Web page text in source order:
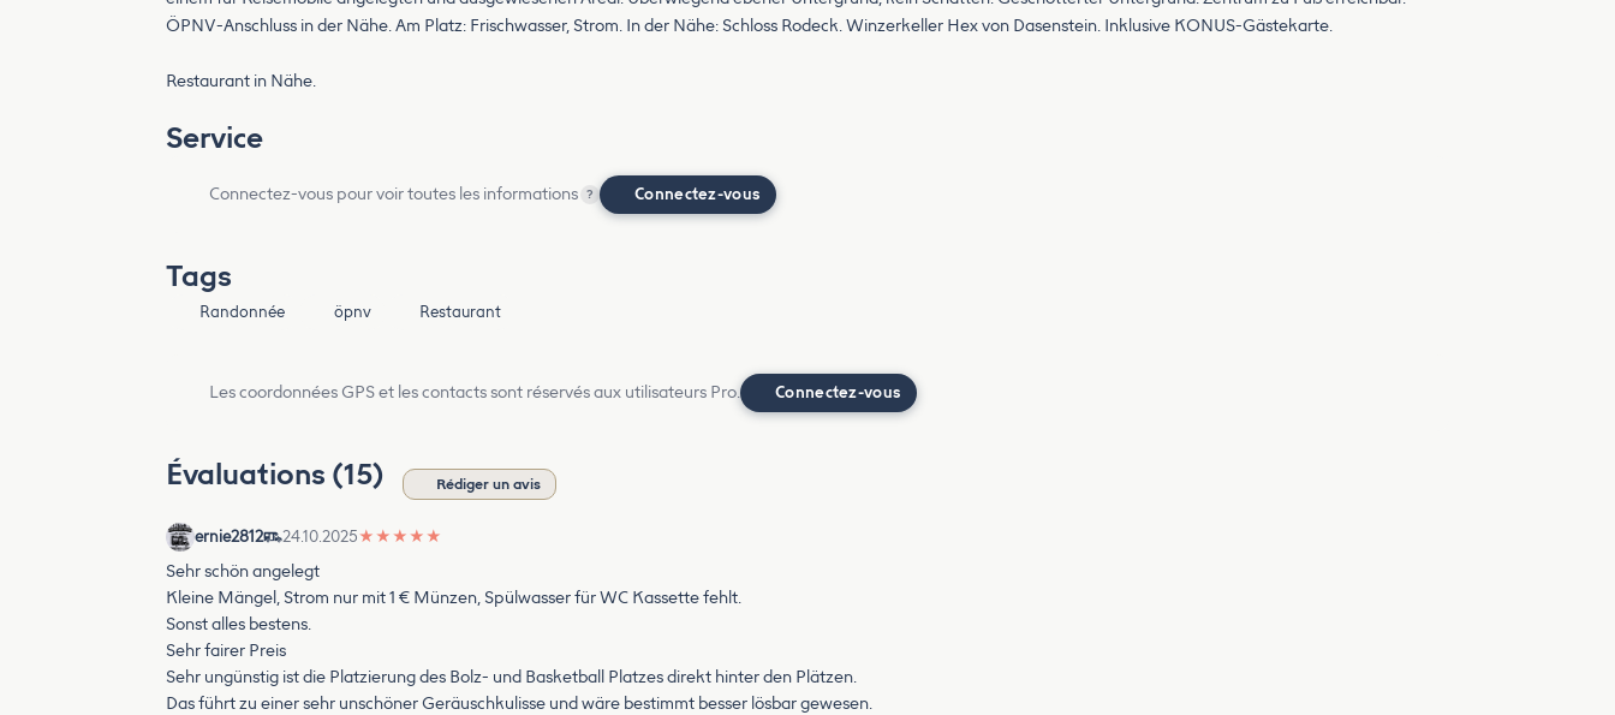
ÖPNV-Anschluss in der Nähe. Am Platz: Frischwasser, Strom. In der Nähe: Schloss Rodeck. Winzerkeller Hex von Dasenstein. Inklusive KONUS-Gästekarte.
Restaurant in Nähe.
Service
Connectez-vous pour voir toutes les informations ? Connectez-vous
Tags
Randonnée öpnv Restaurant
Les coordonnées GPS et les contacts sont réservés aux utilisateurs Pro. Connectez-vous
Évaluations (15) Rédiger un avis
ernie2812 24.10.2025★ ★ ★ ★ ★
Sehr schön angelegt
Kleine Mängel, Strom nur mit 1 € Münzen, Spülwasser für WC Kassette fehlt.
Sonst alles bestens.
Sehr fairer Preis
Sehr ungünstig ist die Platzierung des Bolz- und Basketball Platzes direkt hinter den Plätzen.
Das führt zu einer sehr unschöner Geräuschkulisse und wäre bestimmt besser lösbar gewesen.